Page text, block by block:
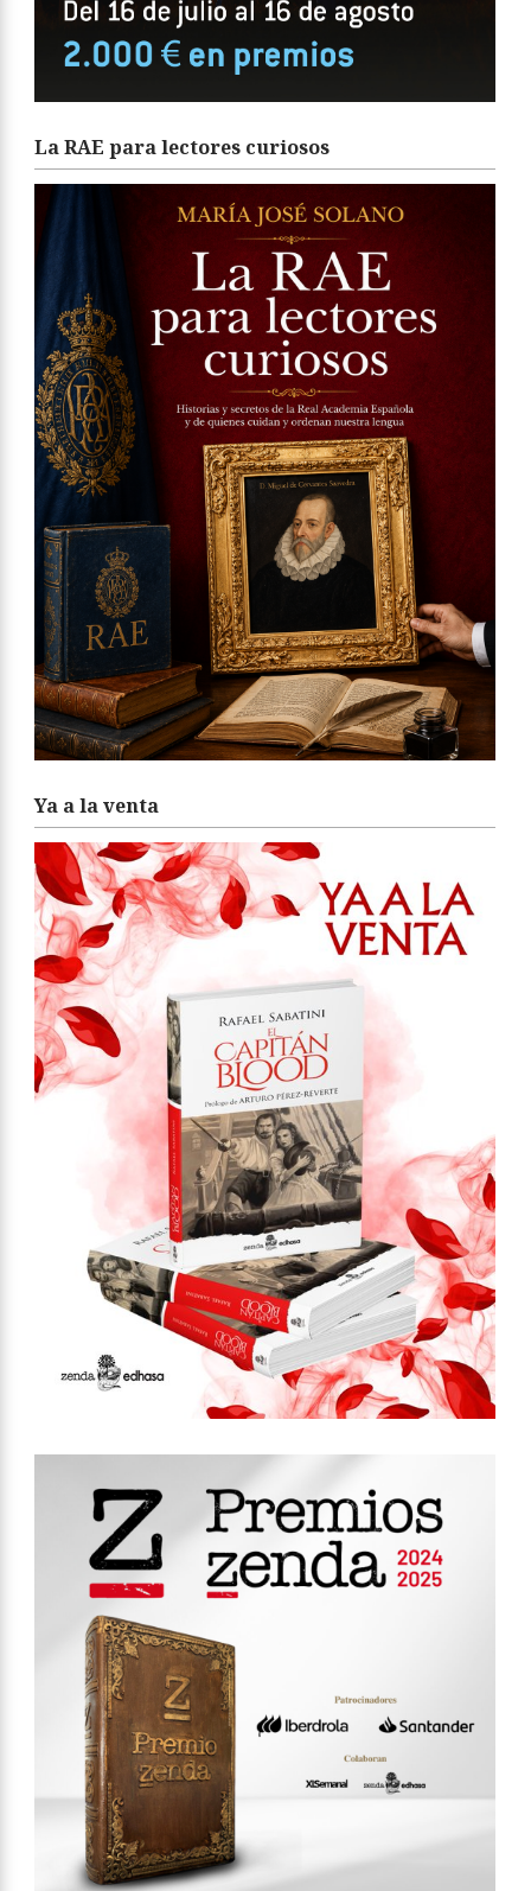
La RAE para lectores curiosos
Ya a la venta